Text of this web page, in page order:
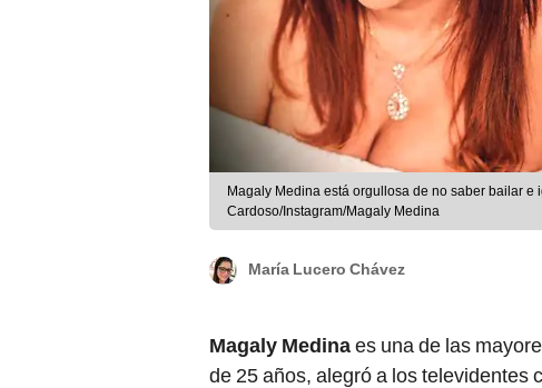
Magaly Medina está orgullosa de no saber bailar e
Cardoso/Instagram/Magaly Medina
María Lucero Chávez
Magaly Medinaes una de las
de 25 años, alegró a los televidentes